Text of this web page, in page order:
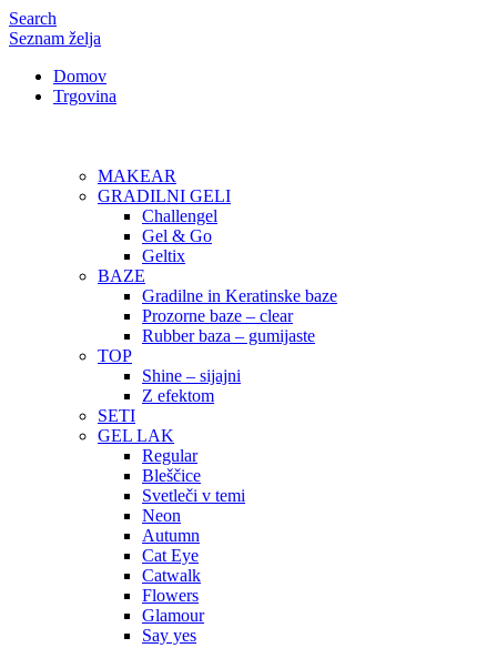
Search
Seznam želja
Domov
Trgovina
MAKEAR
GRADILNI GELI
Challengel
Gel & Go
Geltix
BAZE
Gradilne in Keratinske baze
Prozorne baze – clear
Rubber baza – gumijaste
TOP
Shine – sijajni
Z efektom
SETI
GEL LAK
Regular
Bleščice
Svetleči v temi
Neon
Autumn
Cat Eye
Catwalk
Flowers
Glamour
Say yes